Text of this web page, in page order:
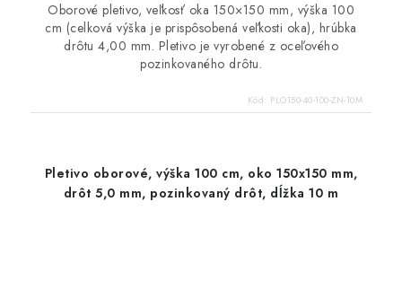
Oborové pletivo, veľkosť oka 150×150 mm, výška 100
cm (celková výška je prispôsobená veľkosti oka), hrúbka
drôtu 4,00 mm. Pletivo je vyrobené z oceľového
pozinkovaného drôtu.
Kód: PLO150-40-100-ZN-10M
Pletivo oborové, výška 100 cm, oko 150x150 mm,
drôt 5,0 mm, pozinkovaný drôt, dĺžka 10 m